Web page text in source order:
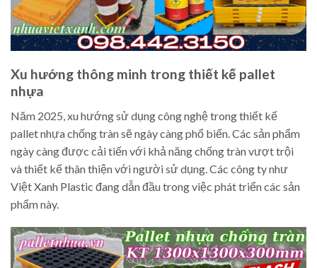
Xu hướng thông minh trong thiết kế pallet
nhựa
Năm 2025, xu hướng sử dụng công nghệ trong thiết kế
pallet nhựa chống tràn sẽ ngày càng phổ biến. Các sản phẩm
ngày càng được cải tiến với khả năng chống tràn vượt trội
và thiết kế thân thiện với người sử dụng. Các công ty như
Việt Xanh Plastic đang dẫn đầu trong việc phát triển các sản
phẩm này.